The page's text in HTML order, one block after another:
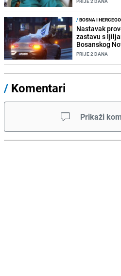
/BOSNA I
Nastavak
zastavu s
Bosanskog
PRIJE 2 DANA
/ Komentari
Prikaži